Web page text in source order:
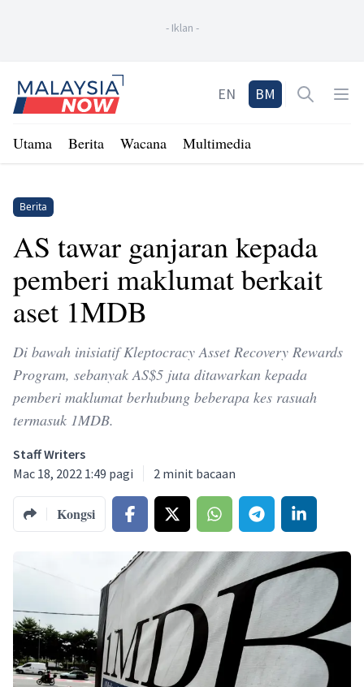
- Iklan -
Home
EN BM Open
Utama Berita Wacana Multimedia
Berita
AS tawar ganjaran kepada
pemberi maklumat berkait
aset 1MDB
Di bawah inisiatif Kleptocracy Asset Recovery Rewards
Program, sebanyak AS$5 juta ditawarkan kepada
pemberi maklumat berhubung beberapa kes rasuah
termasuk 1MDB.
Staff Writers
Mac 18, 2022 1:49 pagi
2 minit bacaan
Kongsi